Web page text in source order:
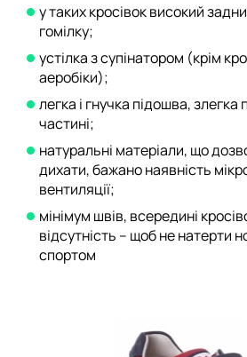
у таких кросівок високий
гомілку;
устілка з супінатором (крім
аеробіки);
легка і гнучка підошва, злегка
частині;
натуральні матеріали, що
дихати, бажано наявність
вентиляції;
мінімум швів, всередині
відсутність – щоб не натерти
спортом